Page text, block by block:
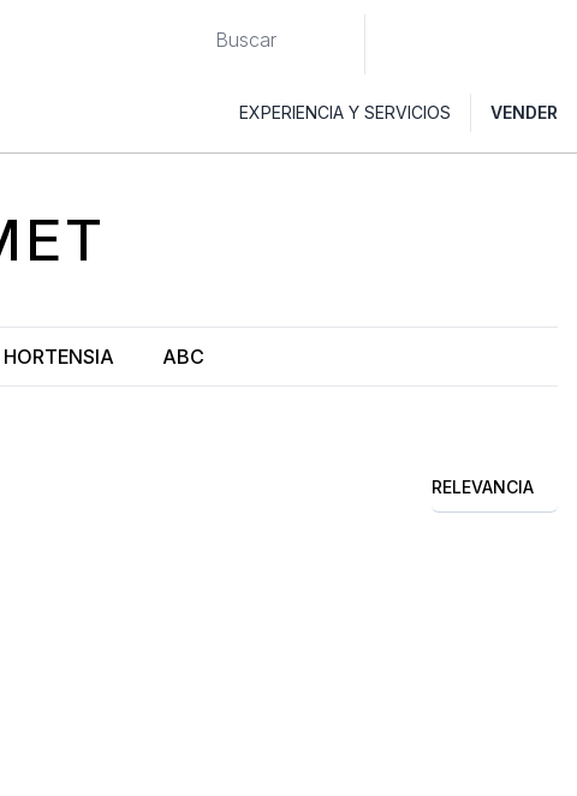
EXPERIENCIA Y SERVICIOS VENDER
HORTENSIA ABC
RELEVANCIA